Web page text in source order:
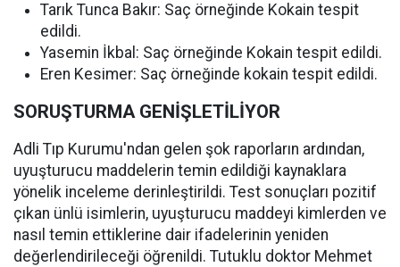
Tarık Tunca Bakır: Saç örneğinde Kokain tespit
edildi.
Yasemin İkbal: Saç örneğinde Kokain tespit edildi.
Eren Kesimer: Saç örneğinde kokain tespit edildi.
SORUŞTURMA GENİŞLETİLİYOR
Adli Tıp Kurumu'ndan gelen şok raporların ardından,
uyuşturucu maddelerin temin edildiği kaynaklara
yönelik inceleme derinleştirildi. Test sonuçları pozitif
çıkan ünlü isimlerin, uyuşturucu maddeyi kimlerden ve
nasıl temin ettiklerine dair ifadelerinin yeniden
değerlendirileceği öğrenildi. Tutuklu doktor Mehmet